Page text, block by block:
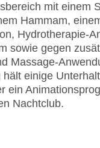
mit einem
Hammam,
Hydrotherapie-
sowie gegen
Massage-
hält einige
ein
Nachtclub.